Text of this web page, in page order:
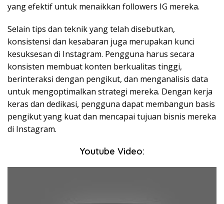
yang efektif untuk menaikkan followers IG mereka.
Selain tips dan teknik yang telah disebutkan,
konsistensi dan kesabaran juga merupakan kunci
kesuksesan di Instagram. Pengguna harus secara
konsisten membuat konten berkualitas tinggi,
berinteraksi dengan pengikut, dan menganalisis data
untuk mengoptimalkan strategi mereka. Dengan kerja
keras dan dedikasi, pengguna dapat membangun basis
pengikut yang kuat dan mencapai tujuan bisnis mereka
di Instagram.
Youtube Video: